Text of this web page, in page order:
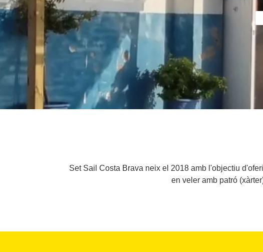
Set Sail Costa Brava neix el 2018 amb l'objectiu
en veler amb patró